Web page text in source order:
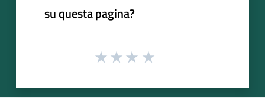
su questa pagina?